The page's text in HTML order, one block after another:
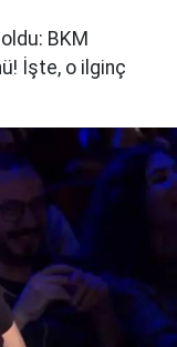
BKM
İşte, o ilginç